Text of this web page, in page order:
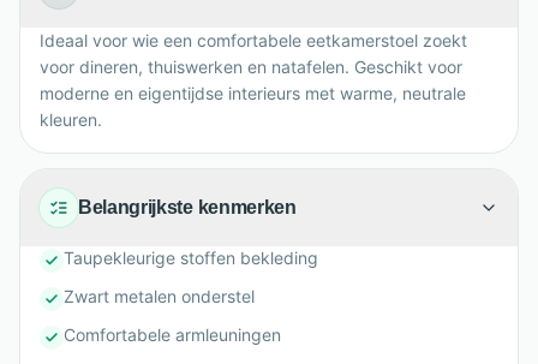
Ideaal voor wie een comfortabele eetkamerstoel zoekt
voor dineren, thuiswerken en natafelen. Geschikt voor
moderne en eigentijdse interieurs met warme, neutrale
kleuren.
Belangrijkste kenmerken
Taupekleurige stoffen bekleding
Zwart metalen onderstel
Comfortabele armleuningen